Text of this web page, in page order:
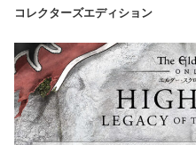
コレクターズエディション